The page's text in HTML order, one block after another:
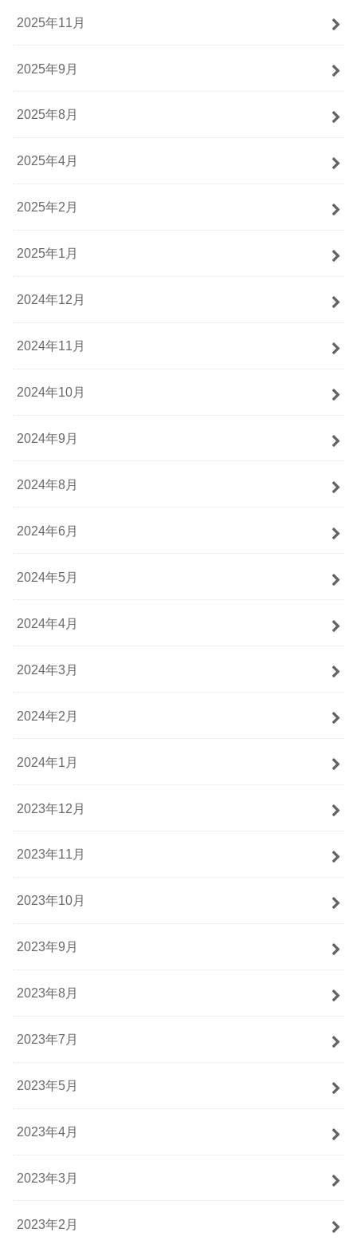
2025年11月
2025年9月
2025年8月
2025年4月
2025年2月
2025年1月
2024年12月
2024年11月
2024年10月
2024年9月
2024年8月
2024年6月
2024年5月
2024年4月
2024年3月
2024年2月
2024年1月
2023年12月
2023年11月
2023年10月
2023年9月
2023年8月
2023年7月
2023年5月
2023年4月
2023年3月
2023年2月